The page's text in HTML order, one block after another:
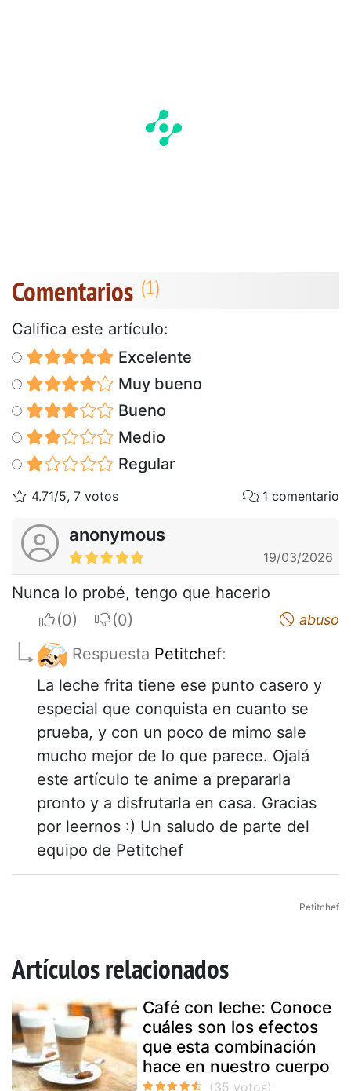
Comentarios
Califica este artículo:
Excelente
Muy bueno
Bueno
Medio
Regular
4.71/5, 7 votos 1 comentario
anonymous
19/03/2026
Nunca lo probé, tengo que hacerlo
I apreciateI do not appreciate abuso
Respuesta Petitchef:
La leche frita tiene ese punto casero y
especial que conquista en cuanto se
prueba, y con un poco de mimo sale
mucho mejor de lo que parece. Ojalá
este artículo te anime a prepararla
pronto y a disfrutarla en casa. Gracias
por leernos :) Un saludo de parte del
equipo de Petitchef
Petitchef
Artículos relacionados
Café con leche: Conoce
cuáles son los efectos
que esta combinación
hace en nuestro cuerpo